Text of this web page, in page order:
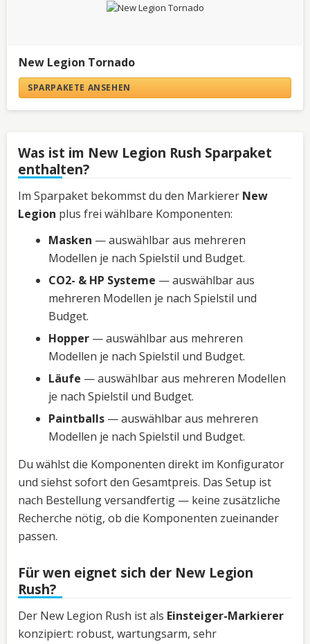
New Legion Tornado
SPARPAKETE ANSEHEN
Was ist im New Legion Rush Sparpaket
enthalten?
Im Sparpaket bekommst du den Markierer New
Legion plus frei wählbare Komponenten:
Masken — auswählbar aus mehreren
Modellen je nach Spielstil und Budget.
CO2- & HP Systeme — auswählbar aus
mehreren Modellen je nach Spielstil und
Budget.
Hopper — auswählbar aus mehreren
Modellen je nach Spielstil und Budget.
Läufe — auswählbar aus mehreren Modellen
je nach Spielstil und Budget.
Paintballs — auswählbar aus mehreren
Modellen je nach Spielstil und Budget.
Du wählst die Komponenten direkt im Konfigurator
und siehst sofort den Gesamtpreis. Das Setup ist
nach Bestellung versandfertig — keine zusätzliche
Recherche nötig, ob die Komponenten zueinander
passen.
Für wen eignet sich der New Legion
Rush?
Der New Legion Rush ist als Einsteiger-Markierer
konzipiert: robust, wartungsarm, sehr